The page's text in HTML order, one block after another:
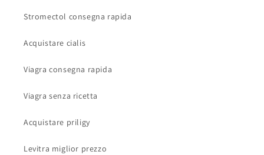
Stromectol consegna rapida
Acquistare cialis
Viagra consegna rapida
Viagra senza ricetta
Acquistare priligy
Levitra miglior prezzo